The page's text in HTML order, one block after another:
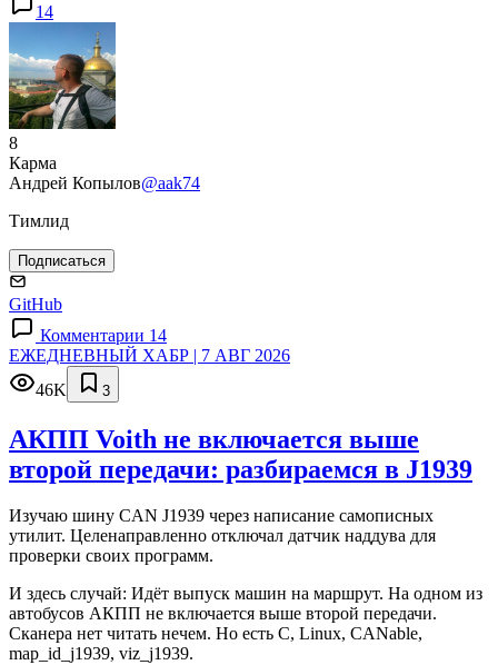
14
8
Карма
Андрей Копылов@aak74
Тимлид
Подписаться
GitHub
Комментарии 14
ЕЖЕДНЕВНЫЙ ХАБР | 7 АВГ 2026
46K
3
АКПП Voith не включается выше
второй передачи: разбираемся в J1939
Изучаю шину CAN J1939 через написание самописных
утилит. Целенаправленно отключал датчик наддува для
проверки своих программ.
И здесь случай: Идёт выпуск машин на маршрут. На одном из
автобусов АКПП не включается выше второй передачи.
Сканера нет читать нечем. Но есть C, Linux, CANable,
map_id_j1939, viz_j1939.